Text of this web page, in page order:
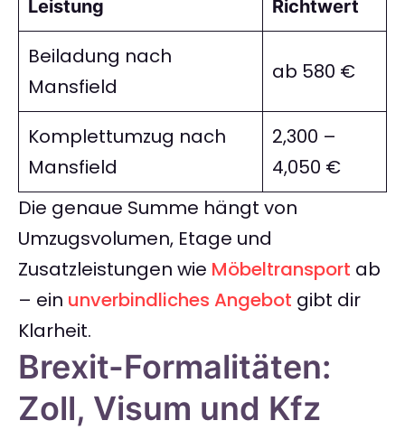
Leistung Richtwert
Beiladung nach
Mansfield
ab 580 €
Komplettumzug nach
Mansfield
2,300 –
4,050 €
Die genaue Summe hängt von
Umzugsvolumen, Etage und
Zusatzleistungen wie Möbeltransport ab
– ein unverbindliches Angebot gibt dir
Klarheit.
Brexit-Formalitäten:
Zoll, Visum und Kfz